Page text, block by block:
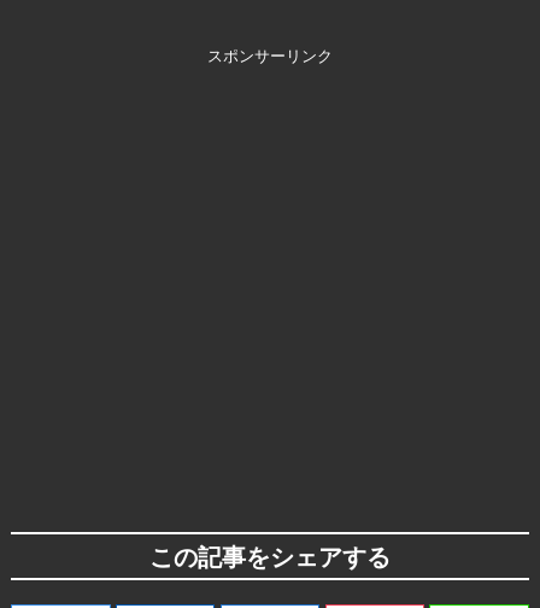
スポンサーリンク
この記事をシェアする